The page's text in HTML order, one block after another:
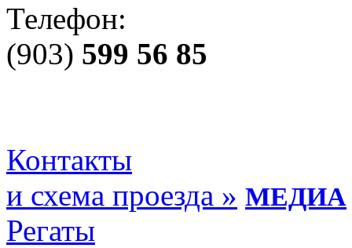
Телефон:
(903) 599 56 85
Контакты
и схема проезда » МЕДИА
Регаты